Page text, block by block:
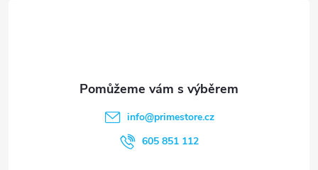
info@primestore.cz
605 851 112